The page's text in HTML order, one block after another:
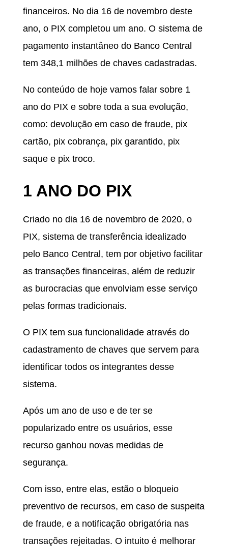
financeiros. No dia 16 de novembro deste
ano, o PIX completou um ano. O sistema de
pagamento instantâneo do Banco Central
tem 348,1 milhões de chaves cadastradas.
No conteúdo de hoje vamos falar sobre 1
ano do PIX e sobre toda a sua evolução,
como: devolução em caso de fraude, pix
cartão, pix cobrança, pix garantido, pix
saque e pix troco.
1 ANO DO PIX
Criado no dia 16 de novembro de 2020, o
PIX, sistema de transferência idealizado
pelo Banco Central, tem por objetivo facilitar
as transações financeiras, além de reduzir
as burocracias que envolviam esse serviço
pelas formas tradicionais.
O PIX tem sua funcionalidade através do
cadastramento de chaves que servem para
identificar todos os integrantes desse
sistema.
Após um ano de uso e de ter se
popularizado entre os usuários, esse
recurso ganhou novas medidas de
segurança.
Com isso, entre elas, estão o bloqueio
preventivo de recursos, em caso de suspeita
de fraude, e a notificação obrigatória nas
transações rejeitadas. O intuito é melhorar